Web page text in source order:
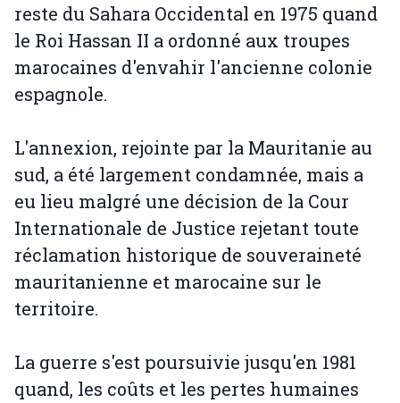
reste du Sahara Occidental en 1975 quand
le Roi Hassan II a ordonné aux troupes
marocaines d'envahir l'ancienne colonie
espagnole.
L'annexion, rejointe par la Mauritanie au
sud, a été largement condamnée, mais a
eu lieu malgré une décision de la Cour
Internationale de Justice rejetant toute
réclamation historique de souveraineté
mauritanienne et marocaine sur le
territoire.
La guerre s'est poursuivie jusqu'en 1981
quand, les coûts et les pertes humaines